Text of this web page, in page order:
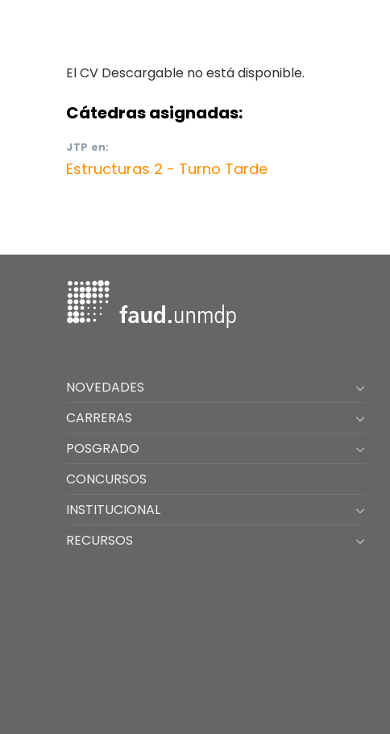
El CV Descargable no está disponible.
Cátedras asignadas:
JTP en:
Estructuras 2 - Turno Tarde
NOVEDADES
CARRERAS
POSGRADO
CONCURSOS
INSTITUCIONAL
RECURSOS